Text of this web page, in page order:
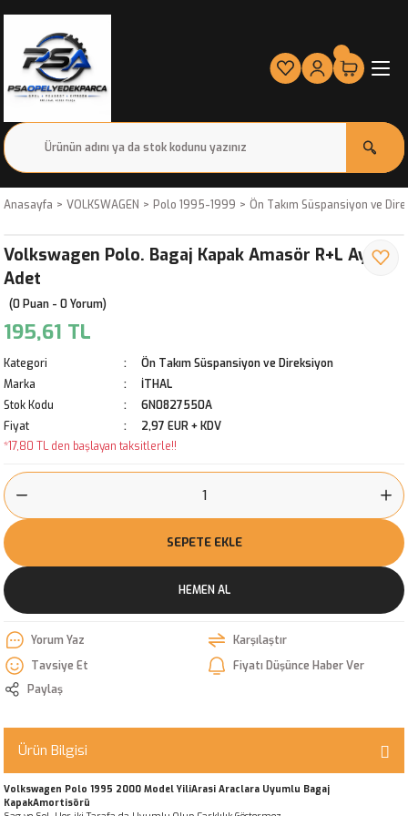
Anasayfa VOLKSWAGEN Polo 1995-1999 Ön Takım Süspansiyon ve
Volkswagen Polo. Bagaj Kapak Amasör R+L Aynı
Adet
(0 Puan - 0 Yorum)
195,61 TL
Kategori
Ön Takım Süspansiyon ve Direksiyon
Marka
İTHAL
Stok Kodu
6N0827550A
Fiyat
2,97 EUR + KDV
*17,80 TL den başlayan taksitlerle!!
SEPETE EKLE
HEMEN AL
Yorum Yaz
Karşılaştır
Tavsiye Et
Fiyatı Düşünce Haber Ver
Paylaş
Ürün Bilgisi
Volkswagen Polo 1995 2000 Model YiliArasi Araclara Uyumlu Bagaj
KapakAmortisörü